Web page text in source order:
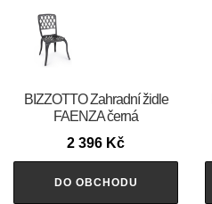
BIZZOTTO Zahradní židle
FAENZA černá
2 396 Kč
DO OBCHODU